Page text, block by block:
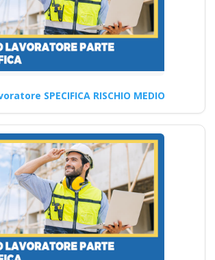
Continua
garantire la
sul lavoro
nel 2025 Nuovo
accordo stato
2025 parte
base generale haccp
prima seconda
di Lavoro con
SPECIFICA RISCHIO MEDIO